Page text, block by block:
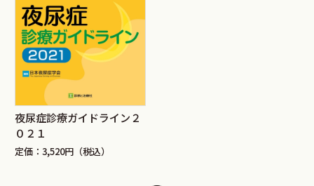
夜尿症診療ガイドライン２
０２１
定価：3,520円（税込）